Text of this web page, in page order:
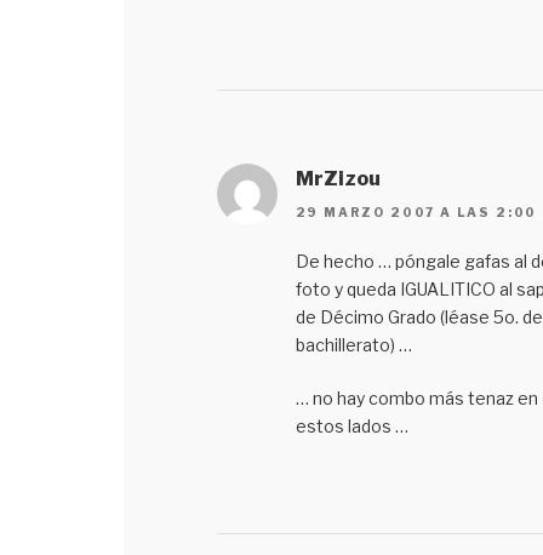
MrZizou
29 MARZO 2007 A LAS 2:00
De hecho … póngale gafas al
foto y queda IGUALITICO al
de Décimo Grado (léase 5o. de
bachillerato) …
… no hay combo más tenaz en
estos lados …